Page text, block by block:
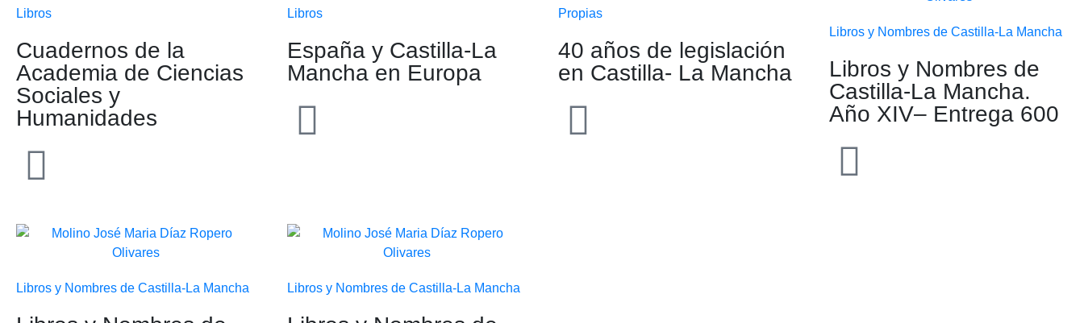
Libros
Cuadernos de la
Academia de Ciencias
Sociales y
Humanidades
Libros
España y Castilla-La
Mancha en Europa
Propias
40 años de legislación
en Castilla- La Mancha
Libros y Nombres de Castilla-La Mancha
Libros y Nombres de
Castilla-La Mancha.
Año XIV– Entrega 600
Libros y Nombres de Castilla-La Mancha Libros y Nombres de Castilla-La Mancha